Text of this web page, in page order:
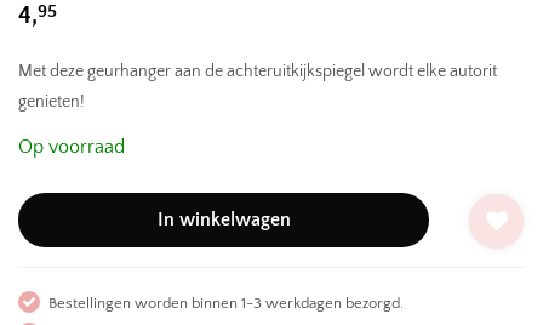
4,95
Met deze geurhanger aan de achteruitkijkspiegel wordt elke autorit
genieten!
Op voorraad
In winkelwagen
Bestellingen worden binnen 1-3 werkdagen bezorgd.